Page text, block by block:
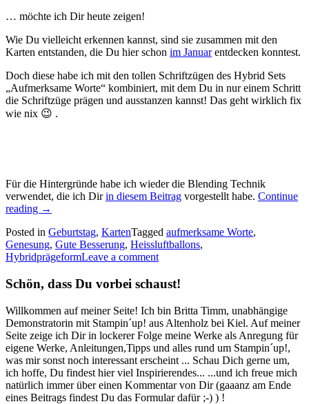
… möchte ich Dir heute zeigen!
Wie Du vielleicht erkennen kannst, sind sie zusammen mit den
Karten entstanden, die Du hier schon im Januarentdecken konntest.
Doch diese habe ich mit den tollen Schriftzügen des Hybrid Sets
„Aufmerksame Worte“ kombiniert, mit dem Du in nur einem Schritt
die Schriftzüge prägen und ausstanzen kannst! Das geht wirklich fix
wie nix 😉 .
Für die Hintergründe habe ich wieder die Blending Technik
verwendet, die ich Dirin diesem Beitrag vorgestellt habe. Continue
reading „Ein
Heissluftballons
mit
aufmerksamen
→
Posted in Geburtstag, KartenTagged aufmerksame Worte,
Genesung, Gute Besserung, Heissluftballons,
HybridprägeformLeave a comment
Schön, dass Du vorbei schaust!
Willkommen auf meiner Seite! Ich bin Britta Timm, unabhängige
Demonstratorin mit Stampin´up! aus Altenholz bei Kiel. Auf meiner
Seite zeige ich Dir in lockerer Folge meine Werke als Anregung für
eigene Werke, Anleitungen,Tipps und alles rund um Stampin´up!,
was mir sonst noch interessant erscheint ... Schau Dich gerne um,
ich hoffe, Du findest hier viel Inspirierendes... ...und ich freue mich
natürlich immer über einen Kommentar von Dir (gaaanz am Ende
eines Beitrags findest Du das Formular dafür ;-) ) !